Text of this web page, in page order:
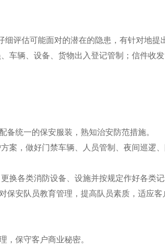
评估可能面对的潜在的隐患，有针对地提
车辆、设备、货物出入登记管制；信件收
统一的保安服装，熟知治安防范措施。
案，做好门禁车辆、人员管制、夜间巡逻
换各类消防设备、设施并按规定作好各类记
安队员教育管理，提高队员素质，适应客
，保守客户商业秘密。